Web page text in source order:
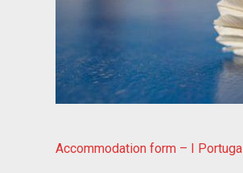
Accommodation form – I